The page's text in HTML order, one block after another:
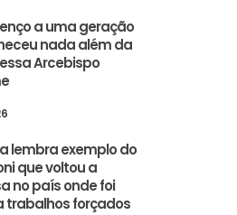
a uma geração
nada além da
Arcebispo
lembra exemplo do
que voltou a
no país onde foi
trabalhos forçados